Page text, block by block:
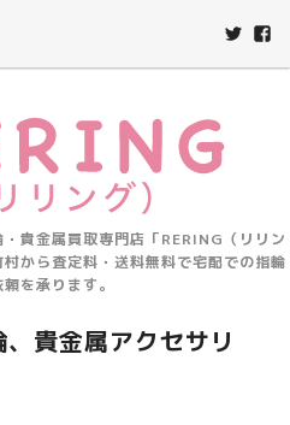
貴金属買取専門店「RERING（リリン
から査定料・送料無料で宅配での指輪
を承ります。
貴金属アクセサリ